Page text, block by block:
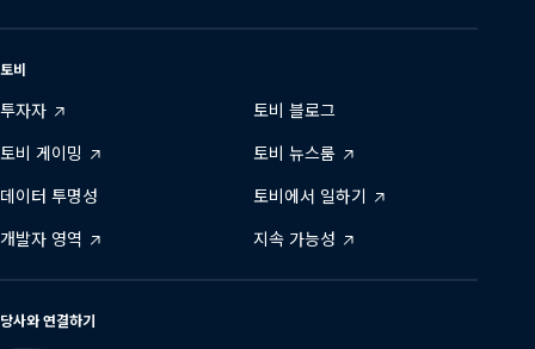
토비
투자자
토비 블로그
토비 게이밍
토비 뉴스룸
데이터 투명성
토비에서 일하기
개발자 영역
지속 가능성
당사와 연결하기